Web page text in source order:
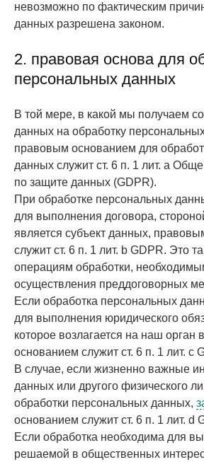
невозможно по фактическим
данных разрешена законом.
2. правовая основа для
персональных данных
В той мере, в какой мы получаем
данных на обработку
правовым основанием для
данных служит ст. 6 п. 1 лит. a
по защите данных (GDPR).
При обработке персональных
для выполнения договора,
является субъект данных,
служит ст. 6 п. 1 лит. b GDPR. Это
операциям обработки,
осуществления преддоговорных
Если обработка персональных
для выполнения юридического
которое возлагается на наш орган
основанием служит ст. 6 п. 1 лит. c
В случае, если жизненно важные
данных или другого физического
обработки персональных данных,
основанием служит ст. 6 п. 1 лит. d
Если обработка необходима для
решаемой в общественных